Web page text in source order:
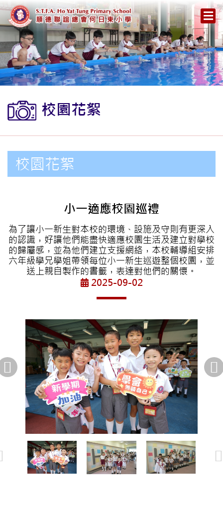
校園花絮
校園花絮
小一適應校園巡禮
為了讓小一新生對本校的環境、設施及守則有更深入
的認識，好讓他們能盡快適應校園生活及建立對學校
的歸屬感，並為他們建立支援網絡，本校輔導組安排
六年級學兄學姐帶領每位小一新生巡遊整個校園，並
送上親自製作的書籤，表達對他們的關懷。
2025-09-02